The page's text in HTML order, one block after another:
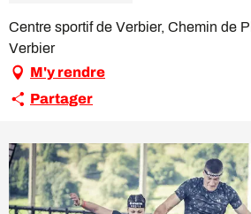
Centre sportif de Verbier, Chemin de
Verbier
M'y rendre
Partager